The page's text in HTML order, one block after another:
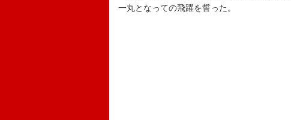
一丸となっての飛躍を誓った。